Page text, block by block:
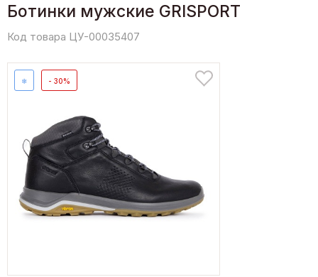
Ботинки мужские GRISPORT
Код товара ЦУ-00035407
❄ - 30%